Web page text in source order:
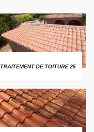
TRAITEMENT DE TOITURE 25